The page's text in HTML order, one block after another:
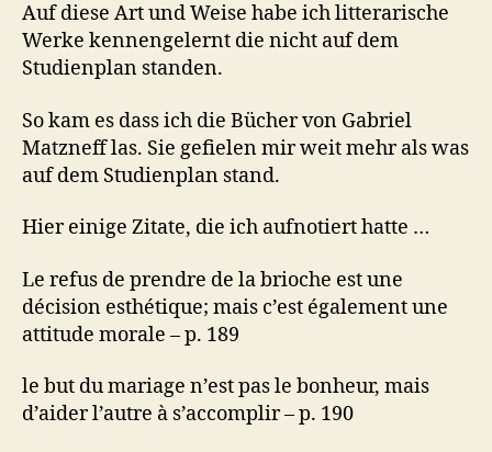
Auf diese Art und Weise habe ich litterarische
Werke kennengelernt die nicht auf dem
Studienplan standen.
So kam es dass ich die Bücher von Gabriel
Matzneff las. Sie gefielen mir weit mehr als was
auf dem Studienplan stand.
Hier einige Zitate, die ich aufnotiert hatte …
Le refus de prendre de la brioche est une
décision esthétique; mais c’est également une
attitude morale – p. 189
le but du mariage n’est pas le bonheur, mais
d’aider l’autre à s’accomplir – p. 190